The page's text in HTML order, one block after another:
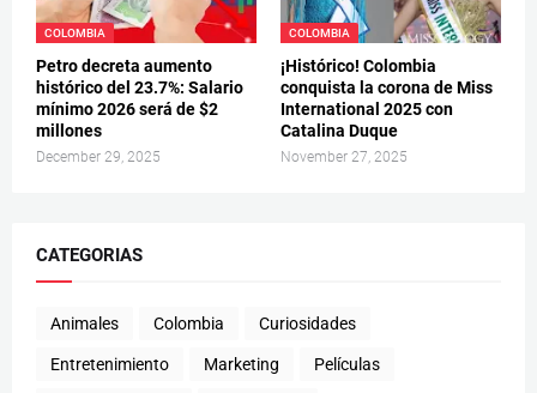
COLOMBIA
Petro decreta aumento
histórico del 23.7%: Salario
mínimo 2026 será de $2
millones
December 29, 2025
COLOMBIA
¡Histórico! Colombia
conquista la corona de Miss
International 2025 con
Catalina Duque
November 27, 2025
CATEGORIAS
Animales Colombia Curiosidades
Entretenimiento Marketing Películas